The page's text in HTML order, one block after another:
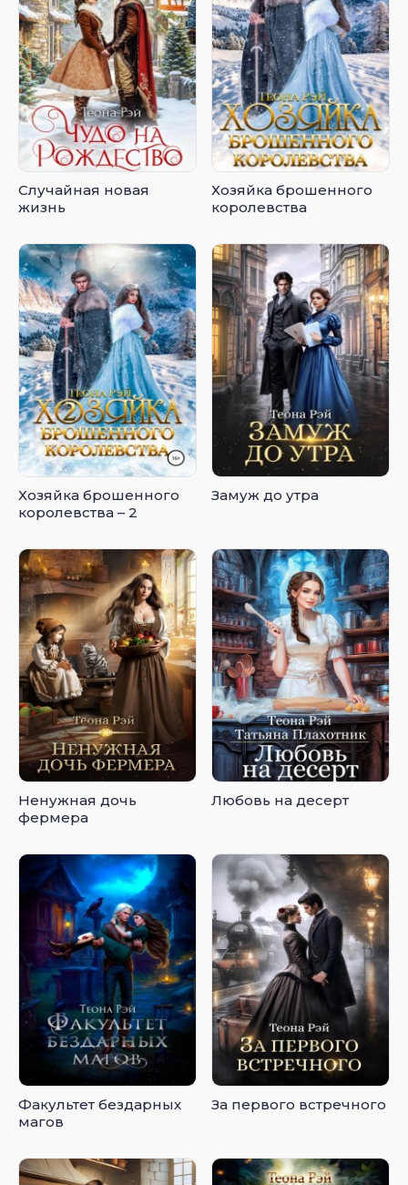
Случайная новая
жизнь
Хозяйка брошенного
королевства
Хозяйка брошенного
королевства – 2
Замуж до утра
Ненужная дочь
фермера
Любовь на десерт
Факультет бездарных
магов
За первого встречного